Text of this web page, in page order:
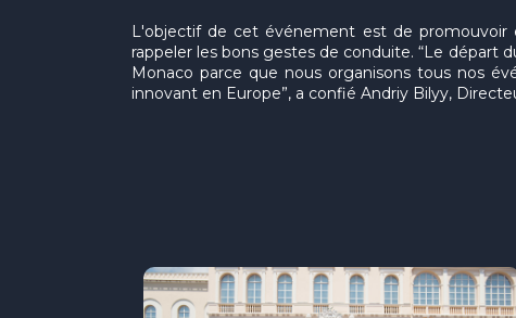
L'objectif de cet événement est de promouvoir
rappeler les bons gestes de conduite. “Le départ
Monaco parce que nous organisons tous nos
innovant en Europe”, a confié Andriy Bilyy,